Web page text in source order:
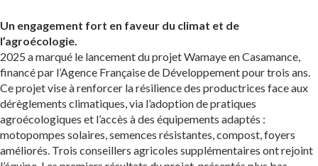
Un engagement fort en faveur du climat et de
l’agroécologie.
2025 a marqué le lancement du projet Wamaye en Casamance,
financé par l’Agence Française de Développement pour trois ans.
Ce projet vise à renforcer la résilience des productrices face aux
dérèglements climatiques, via l’adoption de pratiques
agroécologiques et l’accès à des équipements adaptés :
motopompes solaires, semences résistantes, compost, foyers
améliorés. Trois conseillers agricoles supplémentaires ont rejoint